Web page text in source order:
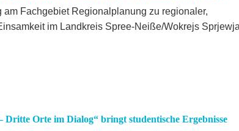
Fachgebiet Regionalplanung zu regionaler,
im Landkreis Spree-Neiße/Wokrejs
Orte im Dialog“ bringt studentische Ergebnisse